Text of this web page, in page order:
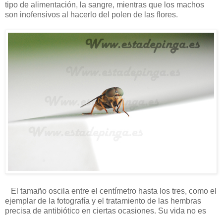
tipo de alimentación, la sangre, mientras que los machos
son inofensivos al hacerlo del polen de las flores.
El tamaño oscila entre el centímetro hasta los tres, como el
ejemplar de la fotografía y el tratamiento de las hembras
precisa de antibiótico en ciertas ocasiones. Su vida no es